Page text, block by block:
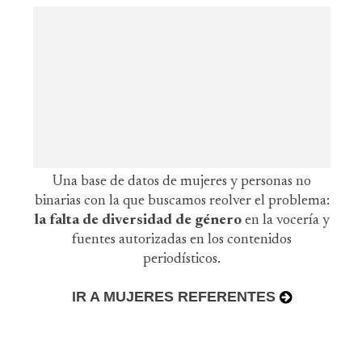
Una base de datos de mujeres y personas no
binarias con la que buscamos reolver el problema:
la falta de diversidad de género en la vocería y
fuentes autorizadas en los contenidos
periodísticos.
IR A MUJERES REFERENTES